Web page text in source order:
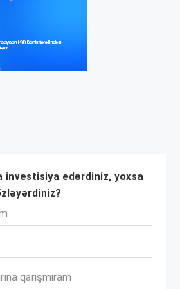
investisiya edərdiniz, yoxsa
qarışmıram